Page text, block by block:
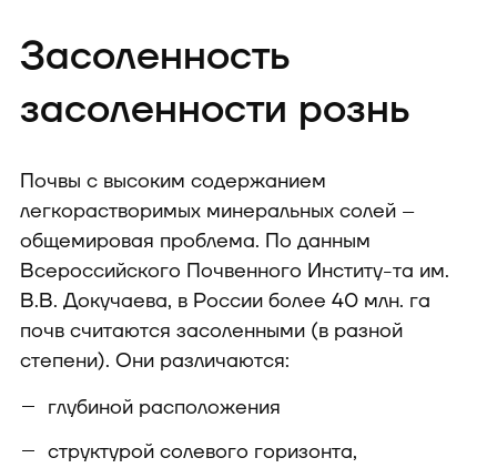
Засоленность
засоленности рознь
Почвы с высоким содержанием
легкорастворимых минеральных солей –
общемировая проблема. По данным
Всероссийского Почвенного Институ-та им.
В.В. Докучаева, в России более 40 млн. га
почв считаются засоленными (в разной
степени). Они различаются:
глубиной расположения
структурой солевого горизонта,